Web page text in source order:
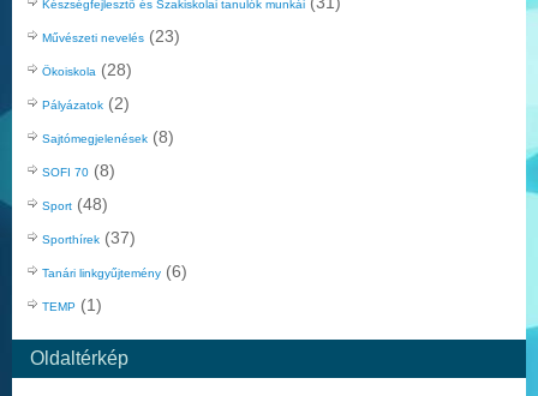
Készségfejlesztő és Szakiskolai tanulók munkái
Művészeti nevelés (23)
Ökoiskola (28)
Pályázatok (2)
Sajtómegjelenések (8)
SOFI 70 (8)
Sport (48)
Sporthírek (37)
Tanári linkgyűjtemény (6)
TEMP (1)
Oldaltérkép